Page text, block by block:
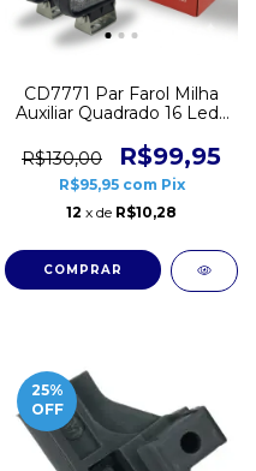
CD7771 Par Farol Milha
Auxiliar Quadrado 16 Leds
24V Off Road
R$130,00 R$99,95
R$95,95 com Pix
12 x de R$10,28
25%
OFF